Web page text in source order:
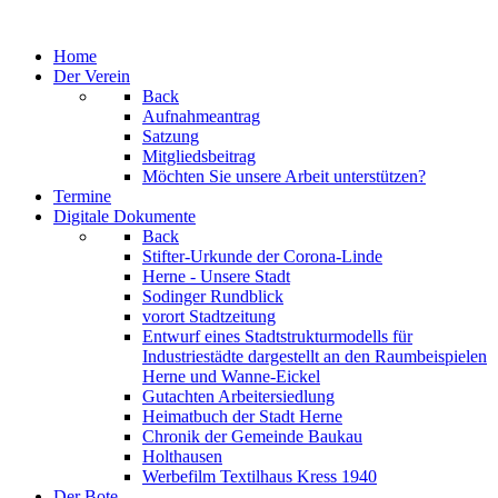
Home
Der Verein
Back
Aufnahmeantrag
Satzung
Mitgliedsbeitrag
Möchten Sie unsere Arbeit unterstützen?
Termine
Digitale Dokumente
Back
Stifter-Urkunde der Corona-Linde
Herne - Unsere Stadt
Sodinger Rundblick
vorort Stadtzeitung
Entwurf eines Stadtstrukturmodells für
Industriestädte dargestellt an den Raumbeispielen
Herne und Wanne-Eickel
Gutachten Arbeitersiedlung
Heimatbuch der Stadt Herne
Chronik der Gemeinde Baukau
Holthausen
Werbefilm Textilhaus Kress 1940